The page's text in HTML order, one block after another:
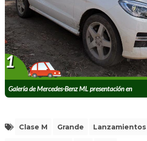
Galería de Mercedes-Benz ML presentación en
Argentina
1
Clase M Grande Lanzamientos